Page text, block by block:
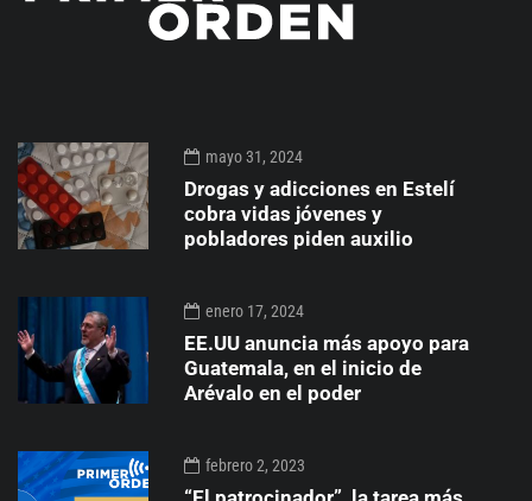
mayo 31, 2024
Drogas y adicciones en Estelí
cobra vidas jóvenes y
pobladores piden auxilio
enero 17, 2024
EE.UU anuncia más apoyo para
Guatemala, en el inicio de
Arévalo en el poder
febrero 2, 2023